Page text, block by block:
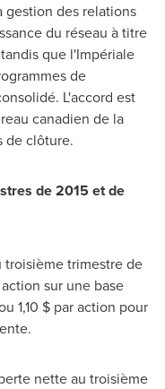
gestion des relations
du réseau à titre
que l'Impériale
de
L'accord est
canadien de la
de clôture.
de2015 etde
trimestre de
sur une base
1,10 $ par action pour
nette au troisième